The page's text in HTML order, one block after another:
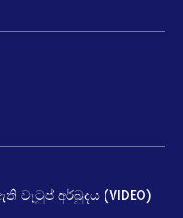
අර්බුදය (VIDEO)